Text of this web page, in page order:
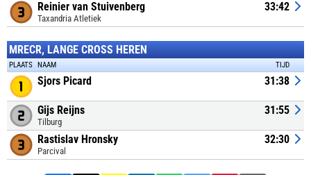
Reinier van Stuivenberg
Taxandria Atletiek
33:42
MRECR, LANGE CROSS HEREN
PLAATS NAAM TIJD
Sjors Picard 31:38
Gijs Reijns
Tilburg
31:55
Rastislav Hronsky
Parcival
32:30